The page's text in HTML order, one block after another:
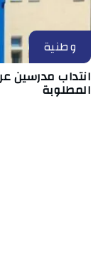
وطنية
انتداب مدرسين
المطلوبة